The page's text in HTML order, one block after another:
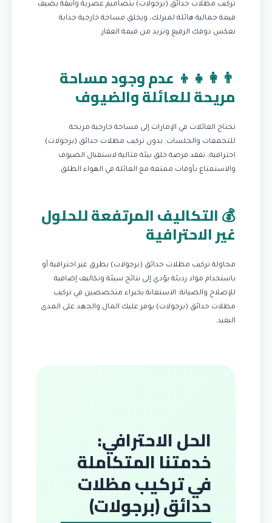
تركيب مظلات حدائق (برجولات) بتصاميم عصرية وأنيقة يضيف
قيمة جمالية هائلة لمنزلك، ويخلق مساحة خارجية جذابة
تعكس ذوقك الرفيع وتزيد من قيمة العقار.
👨‍👩‍👧‍👦 عدم وجود مساحة
مريحة للعائلة والضيوف
تحتاج العائلات في الإمارات إلى مساحة خارجية مريحة
للتجمعات والجلسات. بدون تركيب مظلات حدائق (برجولات)
احترافية، تفقد فرصة خلق بيئة مثالية لاستقبال الضيوف
والاستمتاع بأوقات ممتعة مع العائلة في الهواء الطلق.
💰 التكاليف المرتفعة للحلول
غير الاحترافية
محاولة تركيب مظلات حدائق (برجولات) بطرق غير احترافية أو
باستخدام مواد رديئة يؤدي إلى نتائج سيئة وتكاليف إضافية
للإصلاح والصيانة. الاستعانة بخبراء متخصصين في تركيب
مظلات حدائق (برجولات) يوفر عليك المال والجهد على المدى
البعيد.
الحل الاحترافي:
خدمتنا المتكاملة
في تركيب مظلات
حدائق (برجولات)